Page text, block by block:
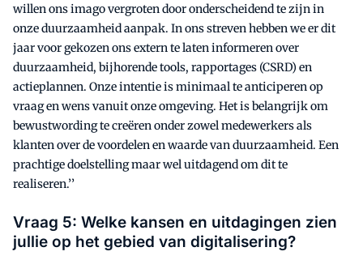
willen ons imago vergroten door onderscheidend te zijn in
onze duurzaamheid aanpak. In ons streven hebben we er dit
jaar voor gekozen ons extern te laten informeren over
duurzaamheid, bijhorende tools, rapportages (CSRD) en
actieplannen. Onze intentie is minimaal te anticiperen op
vraag en wens vanuit onze omgeving. Het is belangrijk om
bewustwording te creëren onder zowel medewerkers als
klanten over de voordelen en waarde van duurzaamheid. Een
prachtige doelstelling maar wel uitdagend om dit te
realiseren.’’
Vraag 5: Welke kansen en uitdagingen zien
jullie op het gebied van digitalisering?